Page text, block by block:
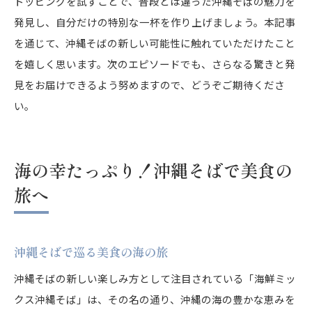
発見し、自分だけの特別な一杯を作り上げましょう。本記事
を通じて、沖縄そばの新しい可能性に触れていただけたこと
を嬉しく思います。次のエピソードでも、さらなる驚きと発
見をお届けできるよう努めますので、どうぞご期待くださ
い。
海の幸たっぷり！沖縄そばで美食の
旅へ
沖縄そばで巡る美食の海の旅
沖縄そばの新しい楽しみ方として注目されている「海鮮ミッ
クス沖縄そば」は、その名の通り、沖縄の海の豊かな恵みを